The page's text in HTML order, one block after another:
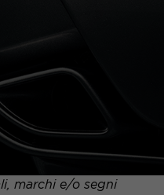
marchi e/o segni